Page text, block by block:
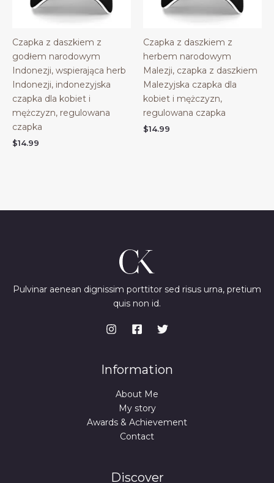
Czapka z daszkiem z
godłem narodowym
Indonezji, wspierająca herb
Indonezji, indonezyjska
czapka dla kobiet i
mężczyzn, regulowana
czapka
$14.99
Czapka z daszkiem z
herbem narodowym
Malezji, czapka z daszkiem
Malezyjska czapka dla
kobiet i mężczyzn,
regulowana czapka
$14.99
Pulvinar aenean dignissim porttitor sed risus urna, pretium
quis non id.
Information
About Me
My story
Awards & Achievement
Contact
Discover